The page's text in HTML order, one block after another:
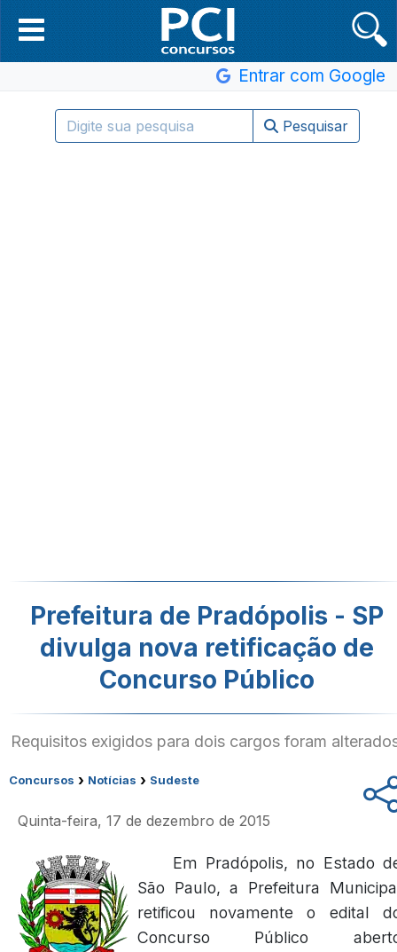
Entrar com Google
Pesquisar
Prefeitura de Pradópolis - SP
divulga nova retificação de
Concurso Público
Requisitos exigidos para dois cargos foram
Concursos › Notícias › Sudeste
Quinta-feira, 17 de dezembro de 2015
Em Pradópolis, no Estado
São Paulo, a Prefeitura
retificou novamente o edital
Concurso Público